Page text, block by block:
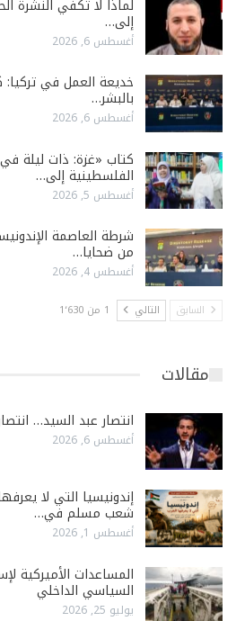
لماذا لا تكفي النشرة
إلى…
أغسطس 6, 2026
خديعة العمل في
بالبشر…
أغسطس 6, 2026
كتاب «غزة: ذات ليلة
الفلسطينية إلى…
أغسطس 5, 2026
شرطة العاصمة
من ضحايا…
أغسطس 4, 2026
السابق التالي 1 من 1٬630
مقالات
انتصار عبد السيد…
أغسطس 6, 2026
إندونيسيا التي لا
شعب مسلم في…
أغسطس 1, 2026
المساعدات الأميركية
السياسي الداخلي
يوليو 25, 2026